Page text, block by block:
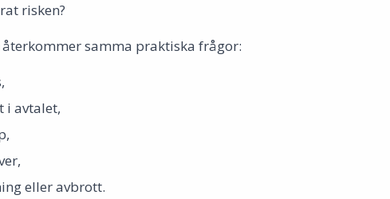
risken?
återkommer samma praktiska frågor:
i avtalet,
eller avbrott.